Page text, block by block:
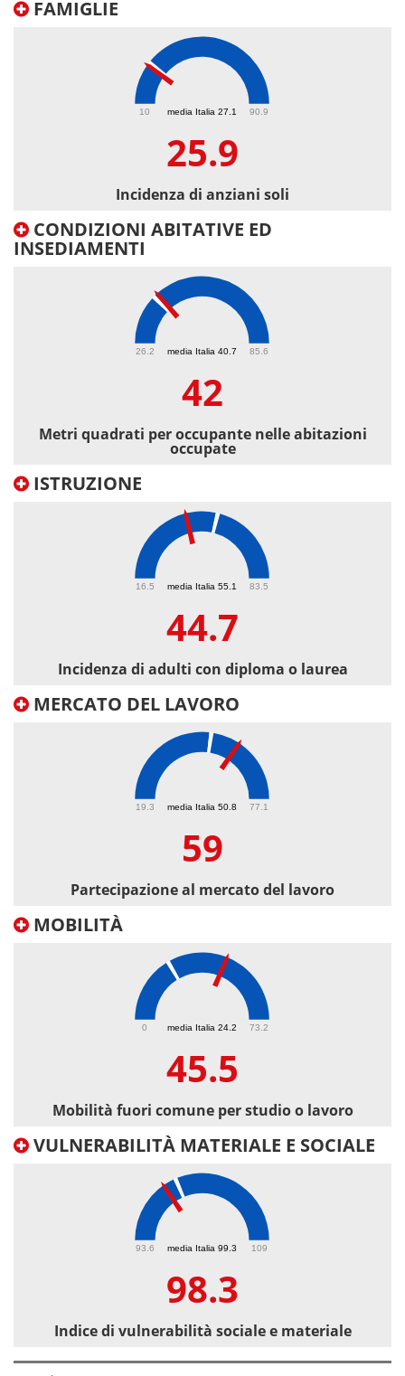
FAMIGLIE
media Italia 27.1
10 90.9
25.9
Incidenza di anziani soli
CONDIZIONI ABITATIVE ED
INSEDIAMENTI
media Italia 40.7
26.2 85.6
42
Metri quadrati per occupante nelle abitazioni
occupate
ISTRUZIONE
media Italia 55.1
16.5 83.5
44.7
Incidenza di adulti con diploma o laurea
MERCATO DEL LAVORO
media Italia 50.8
19.3 77.1
59
Partecipazione al mercato del lavoro
MOBILITÀ
media Italia 24.2
0 73.2
45.5
Mobilità fuori comune per studio o lavoro
VULNERABILITÀ MATERIALE E SOCIALE
media Italia 99.3
93.6 109
98.3
Indice di vulnerabilità sociale e materiale